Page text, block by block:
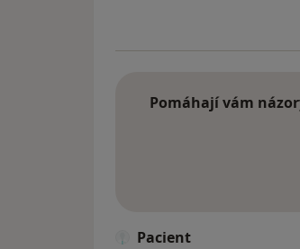
Pomáhají vám
Pacient